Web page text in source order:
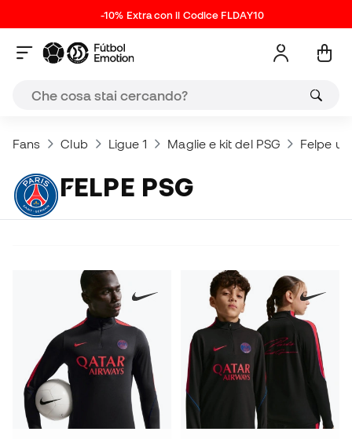
-10% Extra con il Codice FLDAY10
Fans Club Ligue 1 Maglie e kit del PSG Felpe
FELPE PSG